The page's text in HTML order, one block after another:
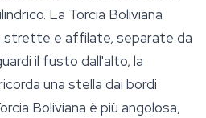
La Torcia Boliviana
e affilate, separate da
il fusto dall'alto, la
una stella dai bordi
Boliviana è più angolosa,